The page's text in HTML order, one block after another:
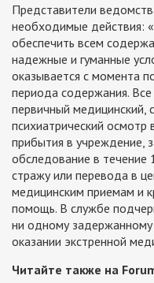
Представители
необходимые действия:
обеспечить всем
надежные и гуманные
оказывается с момента
периода содержания.
первичный медицинский,
психиатрический осмотр
прибытия в учреждение,
обследование в
стражу или перевода в
медицинским приемам и
помощь. В службе
ни одному
оказании экстренной
Читайте также на